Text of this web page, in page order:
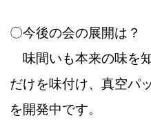
〇今後の会の展開は？
味間いも本来の味を
だけを味付け、真空パ
を開発中です。